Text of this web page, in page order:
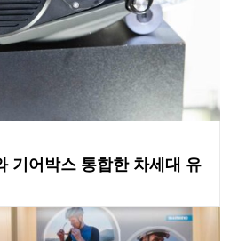
기어박스 통합한 차세대 유